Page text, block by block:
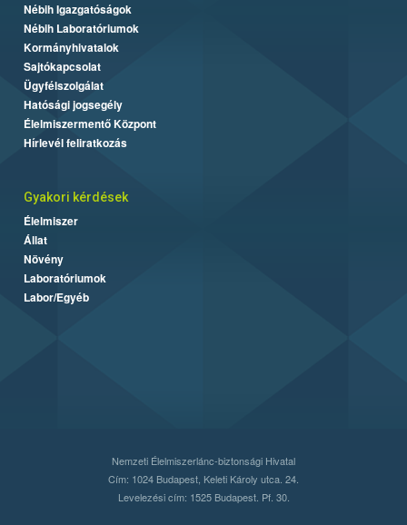
Nébih Igazgatóságok
Nébih Laboratóriumok
Kormányhivatalok
Sajtókapcsolat
Ügyfélszolgálat
Hatósági jogsegély
Élelmiszermentő Központ
Hírlevél feliratkozás
Gyakori kérdések
Élelmiszer
Állat
Növény
Laboratóriumok
Labor/Egyéb
Nemzeti Élelmiszerlánc-biztonsági Hivatal
Cím: 1024 Budapest, Keleti Károly utca. 24.
Levelezési cím: 1525 Budapest. Pf. 30.